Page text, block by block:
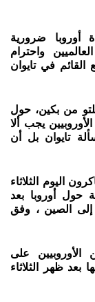
أوروبا ضرورية
واحترام
في تايوان
من بكين، حول
يجب ألا
تايوان بل أن
اليوم الثلاثاء
حول أوروبا بعد
الصين ، وفق
على
بعد ظهر الثلاثاء